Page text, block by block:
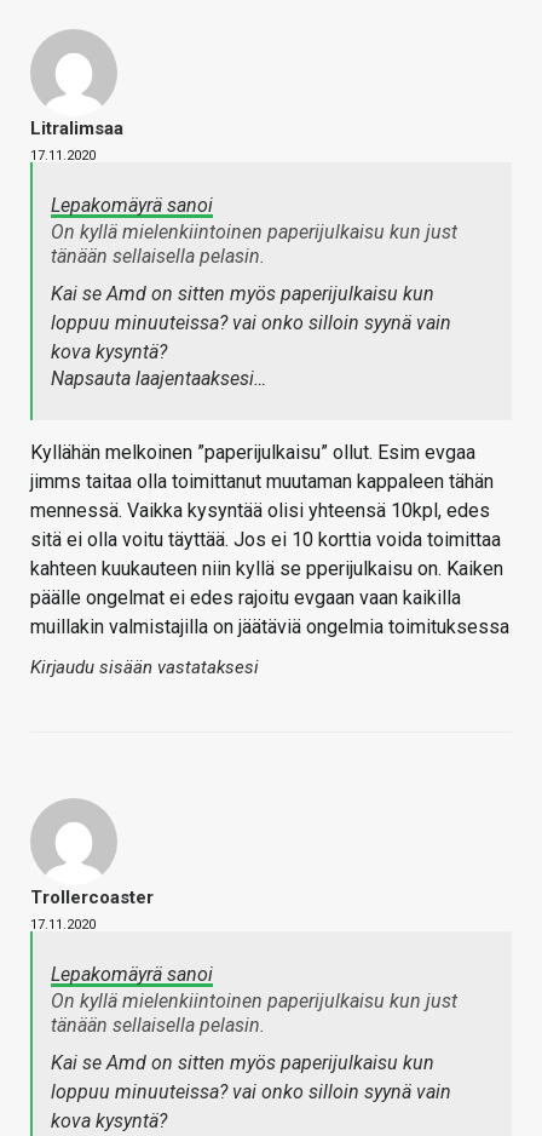
Litralimsaa
17.11.2020
Lepakomäyrä sanoi
On kyllä mielenkiintoinen paperijulkaisu kun just
tänään sellaisella pelasin.
Kai se Amd on sitten myös paperijulkaisu kun
loppuu minuuteissa? vai onko silloin syynä vain
kova kysyntä?
Napsauta laajentaaksesi…
Kyllähän melkoinen ”paperijulkaisu” ollut. Esim evgaa
jimms taitaa olla toimittanut muutaman kappaleen tähän
mennessä. Vaikka kysyntää olisi yhteensä 10kpl, edes
sitä ei olla voitu täyttää. Jos ei 10 korttia voida toimittaa
kahteen kuukauteen niin kyllä se pperijulkaisu on. Kaiken
päälle ongelmat ei edes rajoitu evgaan vaan kaikilla
muillakin valmistajilla on jäätäviä ongelmia toimituksessa
Kirjaudu sisään vastataksesi
Trollercoaster
17.11.2020
Lepakomäyrä sanoi
On kyllä mielenkiintoinen paperijulkaisu kun just
tänään sellaisella pelasin.
Kai se Amd on sitten myös paperijulkaisu kun
loppuu minuuteissa? vai onko silloin syynä vain
kova kysyntä?